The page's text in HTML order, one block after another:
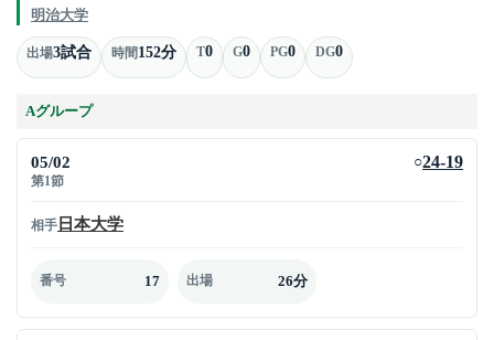
明治大学
出場3試合 時間152分 T0 G0 PG0 DG0
Aグループ
05/02
第1節
○24-19
相手 日本大学
番号 17 出場 26分